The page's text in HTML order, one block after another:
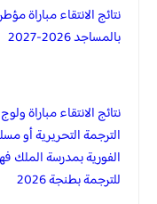
نتائج الانتقاء مباراة
بالمساجد 2026-2027
نتائج الانتقاء مباراة
الترجمة التحريرية أو
الفورية بمدرسة الملك
للترجمة بطنجة 2026